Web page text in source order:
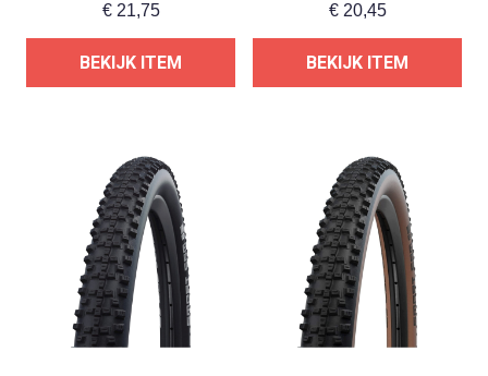
€21,75
BEKIJK ITEM
€20,45
BEKIJK ITEM